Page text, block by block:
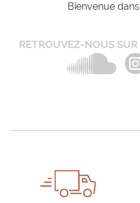
Bienvenue
RETROUVEZ-NOUS